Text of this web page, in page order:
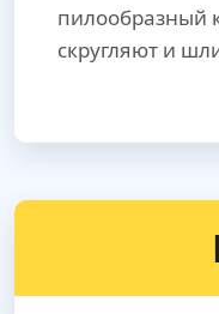
пилообразный
скругляют и